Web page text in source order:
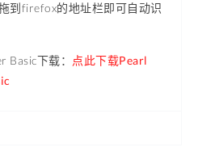
到firefox的地址栏即可自动识
Basic下载：
点此下载Pearl